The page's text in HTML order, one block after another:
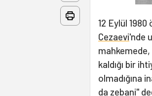
12 Eylül 1980
Cezaevi'nde
mahkemede,
kaldığı bir
olmadığına
da zebani"